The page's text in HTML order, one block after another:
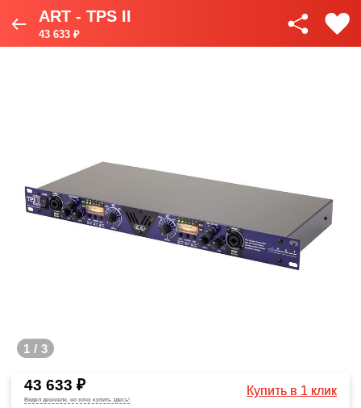
ART - TPS II
43 633 ₽
1 / 3
43 633 ₽
Видел дешевле, но хочу купить здесь!
Купить в 1 клик